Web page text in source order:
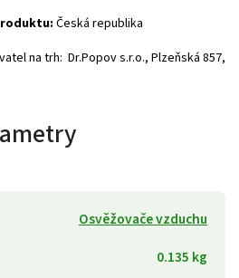
Česká republika
na trh: Dr.Popov s.r.o., Plzeňská 857,
Osvěžovače vzduchu
0.135 kg